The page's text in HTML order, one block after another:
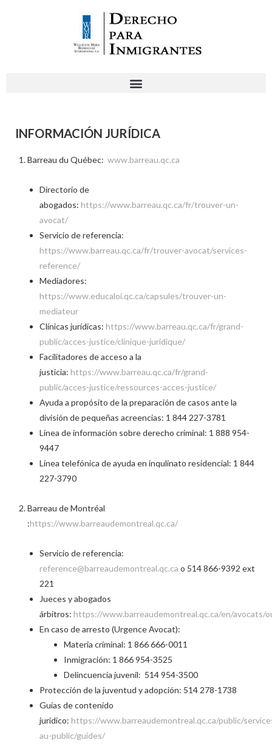
INFORMACIÓN JURÍDICA
Barreau du Québec: www.barreau.qc.ca
Directorio de
abogados: https://www.barreau.qc.ca/fr/trouver-un-
avocat/
Servicio de referencia:
https://www.barreau.qc.ca/fr/trouver-avocat/services-
reference/
Mediadores:
https://www.educaloi.qc.ca/capsules/trouver-un-
mediateur
Clínicas jurídicas: https://www.barreau.qc.ca/fr/grand-
public/acces-justice/clinique-juridique/
Facilitadores de acceso a la
justicia: https://www.barreau.qc.ca/fr/grand-
public/acces-justice/ressources-acces-justice/
Ayuda a propósito de la preparación de casos ante la
división de pequeñas acreencias: 1 844 227-3781
Línea de información sobre derecho criminal: 1 888 954-
9447
Línea telefónica de ayuda en inqulinato residencial: 1 844
227-3790
Barreau de Montréal
:https://www.barreaudemontreal.qc.ca/
Servicio de referencia:
reference@barreaudemontreal.qc.ca o 514 866-9392 ext
221
Jueces y abogados
árbitros: https://www.barreaudemontreal.qc.ca/en/avocats/
En caso de arresto (Urgence Avocat):
Materia criminal: 1 866 666-0011
Inmigración: 1 866 954-3525
Delincuencia juvenil: 514 954-3500
Protección de la juventud y adopción: 514 278-1738
Guías de contenido
jurídico: https://www.barreaudemontreal.qc.ca/public/
au-public/guides/